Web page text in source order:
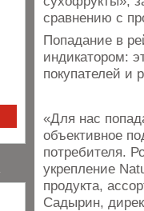
сравнению с
Попадание в
индикатором:
покупателей
«Для нас
объективное
потребителя.
укрепление
продукта,
Садырин,